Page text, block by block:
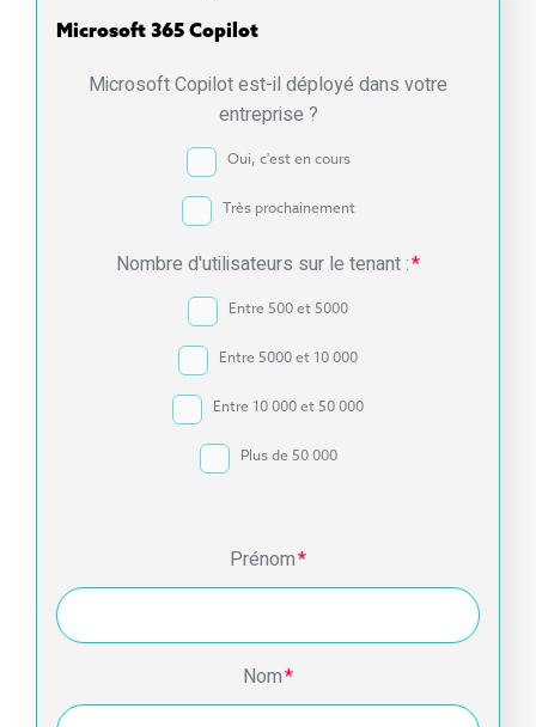
Microsoft 365 Copilot
Microsoft Copilot est-il déployé dans votre
entreprise ?
Oui, c'est en cours
Très prochainement
Nombre d'utilisateurs sur le tenant :*
Entre 500 et 5000
Entre 5000 et 10 000
Entre 10 000 et 50 000
Plus de 50 000
Prénom*
Nom*